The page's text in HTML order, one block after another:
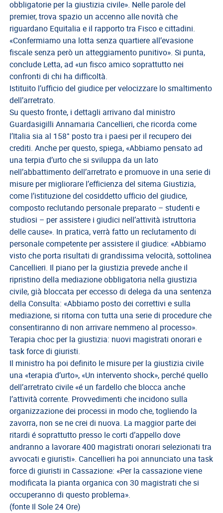
A.S.G.C.D.L.
Direttivo
A.S.G.C.D.L.
Documenti
ASGCDL
TIROCINANTI
Tirocinanti
Banca
Tirocinanti
Modulistica
Normativa
COMMISSIONE
DI
CERTIFICAZIONE
EVENTI
AREA
RISERVATA
obbligatorie per la giustizia civile». Nelle parole del
premier, trova spazio un accenno alle novità che
riguardano Equitalia e il rapporto tra Fisco e cittadini.
«Confermiamo una lotta senza quartiere all’evasione
fiscale senza però un atteggiamento punitivo». Si punta,
conclude Letta, ad «un fisco amico soprattutto nei
confronti di chi ha difficoltà.
Istituito l’ufficio del giudice per velocizzare lo smaltimento
dell’arretrato.
Su questo fronte, i dettagli arrivano dal ministro
Guardasigilli Annamaria Cancellieri, che ricorda come
l’Italia sia al 158° posto tra i paesi per il recupero dei
crediti. Anche per questo, spiega, «Abbiamo pensato ad
una terpia d’urto che si sviluppa da un lato
nell’abbattimento dell’arretrato e promuove in una serie di
misure per migliorare l’efficienza del sitema Giustizia,
come l’istituzione del cosiddetto ufficio del giudice,
composto reclutando personale preparato – studenti e
studiosi – per assistere i giudici nell’attività istruttoria
delle cause». In pratica, verrà fatto un reclutamento di
personale competente per assistere il giudice: «Abbiamo
visto che porta risultati di grandissima velocità, sottolinea
Cancellieri. Il piano per la giustizia prevede anche il
ripristino della mediazione obbligatoria nella giustizia
civile, già bloccata per eccesso di delega da una sentenza
della Consulta: «Abbiamo posto dei correttivi e sulla
mediazione, si ritorna con tutta una serie di procedure che
consentiranno di non arrivare nemmeno al processo».
Terapia choc per la giustizia: nuovi magistrati onorari e
task force di giuristi.
Il ministro ha poi definito le misure per la giustizia civile
una «terapia d’urto», «Un intervento shock», perché quello
dell’arretrato civile «é un fardello che blocca anche
l’attività corrente. Provvedimenti che incidono sulla
organizzazione dei processi in modo che, togliendo la
zavorra, non se ne crei di nuova. La maggior parte dei
ritardi é soprattutto presso le corti d’appello dove
andranno a lavorare 400 magistrati onorari selezionati tra
avvocati e giuristi». Cancellieri ha poi annunciato una task
force di giuristi in Cassazione: «Per la cassazione viene
modificata la pianta organica con 30 magistrati che si
occuperanno di questo problema».
(fonte Il Sole 24 Ore)